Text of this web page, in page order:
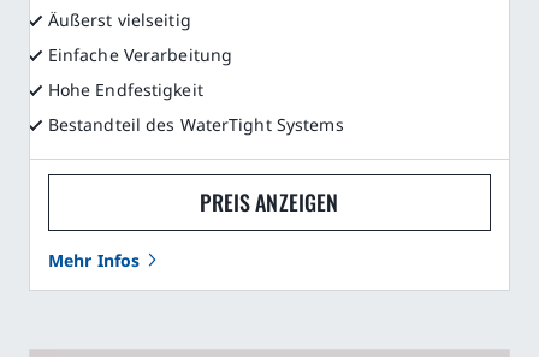
Äußerst vielseitig
Einfache Verarbeitung
Hohe Endfestigkeit
Bestandteil des WaterTight Systems
PREIS ANZEIGEN
Mehr Infos